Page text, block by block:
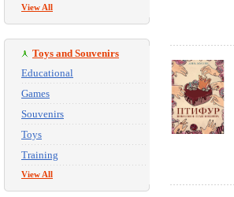
View All
Toys and Souvenirs
Educational
Games
Souvenirs
Toys
Training
View All